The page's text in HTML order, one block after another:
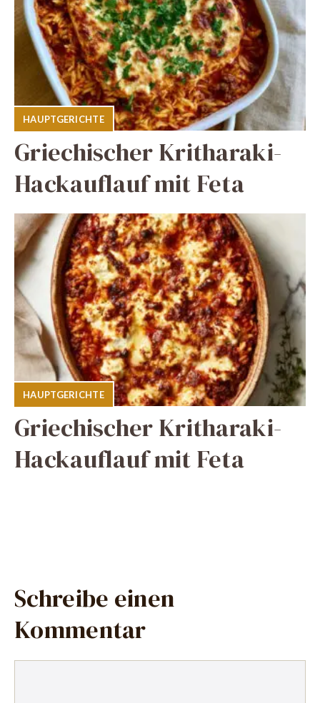
HAUPTGERICHTE
Griechischer Kritharaki-
Hackauflauf mit Feta
HAUPTGERICHTE
Griechischer Kritharaki-
Hackauflauf mit Feta
Schreibe einen
Kommentar